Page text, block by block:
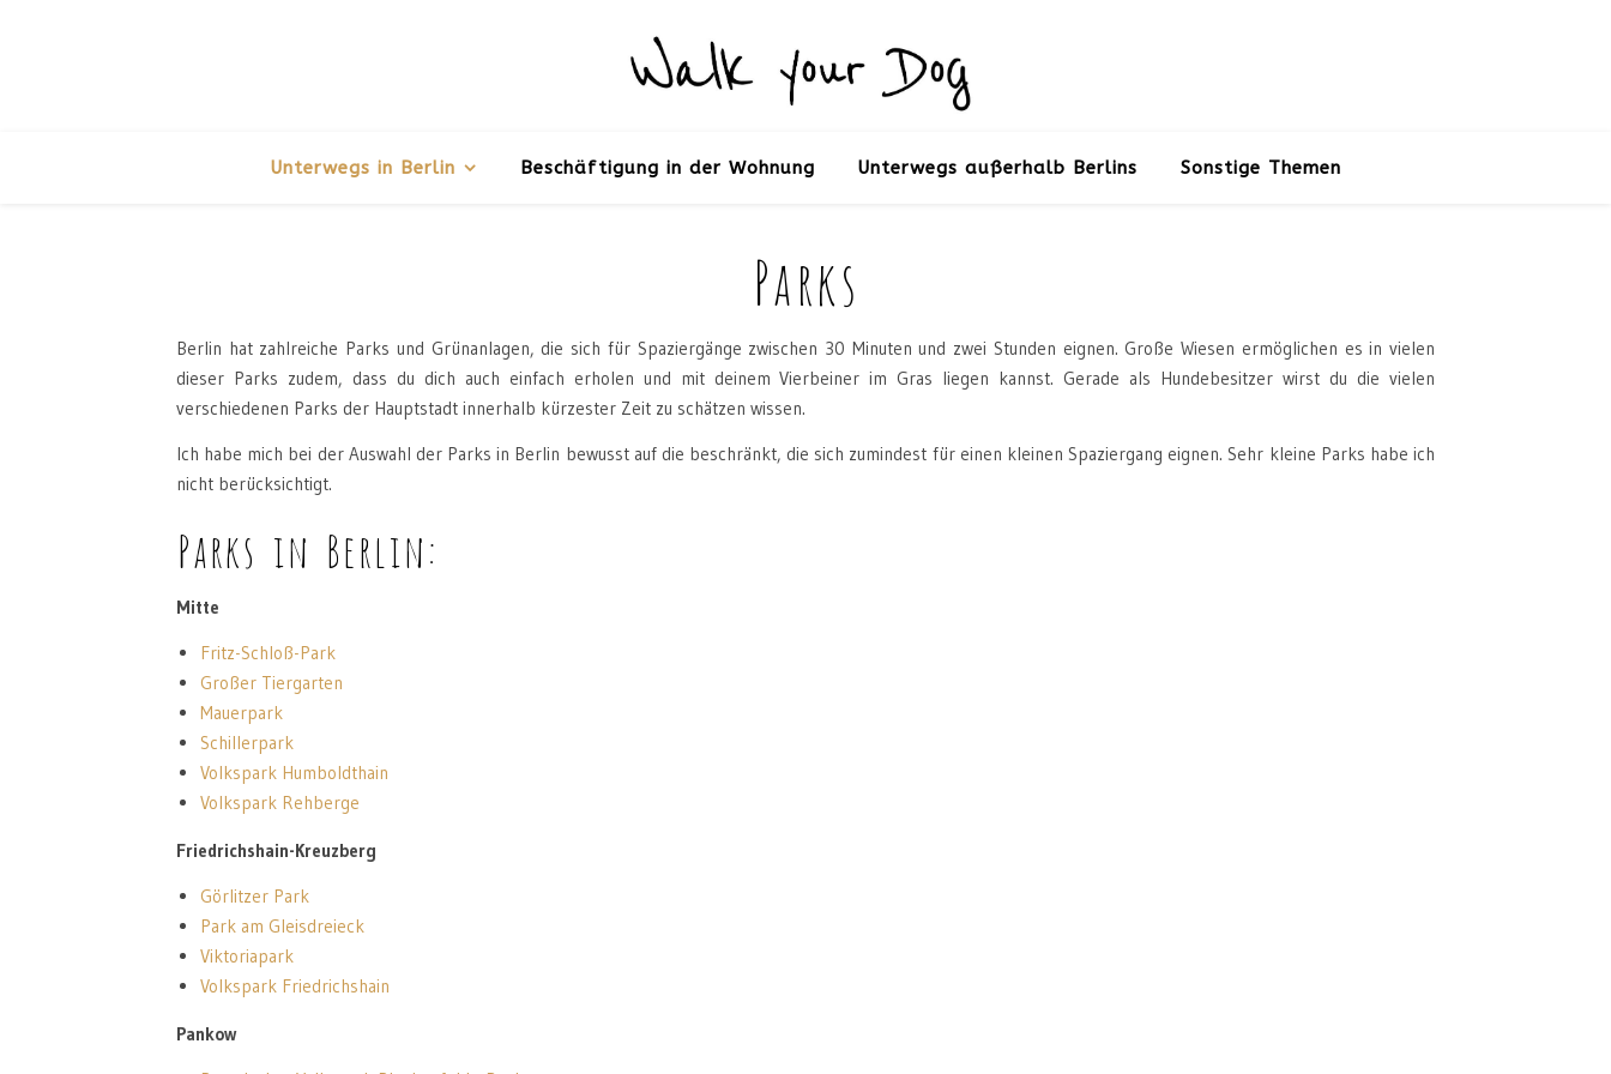
Unterwegs in Berlin Beschäftigung in der Wohnung Unterwegs außerhalb Berlins Sonstige Themen
Parks
Berlin hat zahlreiche Parks und Grünanlagen, die sich für Spaziergänge zwischen 30 Minuten und zwei Stunden eignen. Große Wiesen ermöglichen es in vielen
dieser Parks zudem, dass du dich auch einfach erholen und mit deinem Vierbeiner im Gras liegen kannst. Gerade als Hundebesitzer wirst du die vielen
verschiedenen Parks der Hauptstadt innerhalb kürzester Zeit zu schätzen wissen.
Ich habe mich bei der Auswahl der Parks in Berlin bewusst auf die beschränkt, die sich zumindest für einen kleinen Spaziergang eignen. Sehr kleine Parks habe ich
nicht berücksichtigt.
Parks in Berlin:
Mitte
Fritz-Schloß-Park
Großer Tiergarten
Mauerpark
Schillerpark
Volkspark Humboldthain
Volkspark Rehberge
Friedrichshain-Kreuzberg
Görlitzer Park
Park am Gleisdreieck
Viktoriapark
Volkspark Friedrichshain
Pankow